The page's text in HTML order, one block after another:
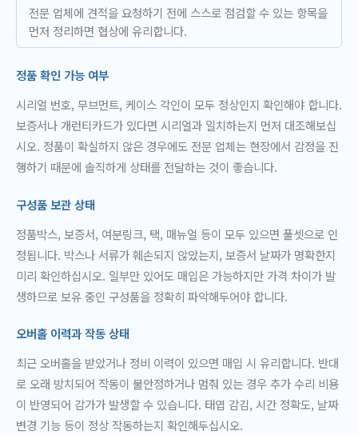
전문 업체에 견적을 요청하기 전에 스스로 점검할 수 있는 항목을
먼저 정리하면 협상에 유리합니다.
정품 확인 가능 여부
시리얼 번호, 무브먼트, 케이스 각인이 모두 정상인지 확인해야 합니다.
보증서나 개런티카드가 있다면 시리얼과 일치하는지 먼저 대조해보십
시오. 정품이 확실하지 않은 경우에도 전문 업체는 현장에서 감정을 진
행하기 때문에 솔직하게 상태를 전달하는 것이 좋습니다.
구성품 보관 상태
정품박스, 보증서, 여분링크, 택, 매뉴얼 등이 모두 있으면 풀셋으로 인
정됩니다. 박스나 서류가 훼손되지 않았는지, 보증서 날짜가 명확한지
미리 확인하십시오. 일부만 있어도 매입은 가능하지만 가격 차이가 발
생하므로 보유 중인 구성품을 정확히 파악해두어야 합니다.
오버홀 이력과 작동 상태
최근 오버홀을 받았거나 정비 이력이 있으면 매입 시 유리합니다. 반대
로 오래 방치되어 작동이 불안정하거나 멈춰 있는 경우 추가 수리 비용
이 반영되어 감가가 발생할 수 있습니다. 태엽 감김, 시간 정확도, 날짜
변경 기능 등이 정상 작동하는지 확인해두십시오.